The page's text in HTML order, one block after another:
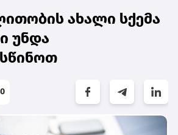
ახალი სქემა
უნდა